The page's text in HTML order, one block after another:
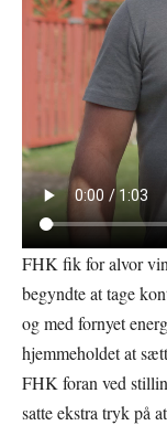
FHK fik for alvor
begyndte at tage
og med fornyet
hjemmeholdet at
FHK foran ved
satte ekstra tryk på